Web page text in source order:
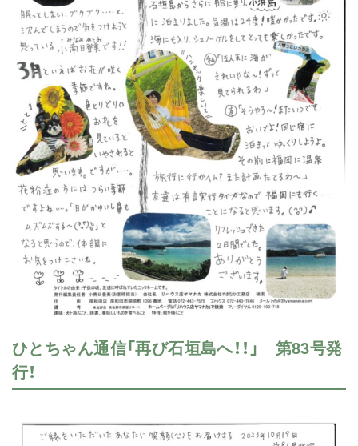
ひとちゃん通信「再び石垣島へ！！」 第83号発
行！